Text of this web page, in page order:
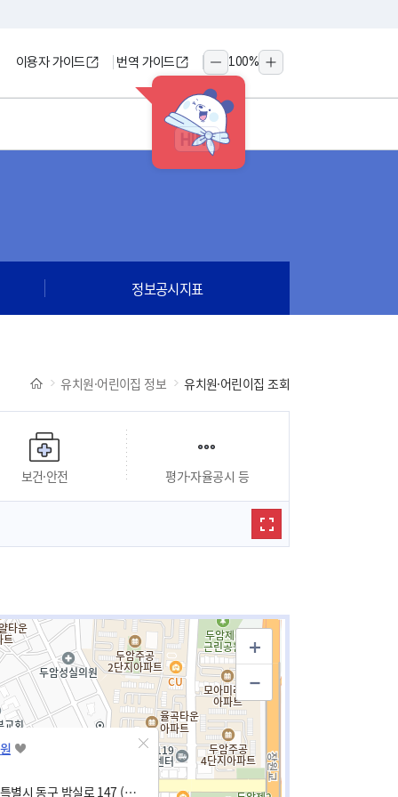
HINT
이용자 가이드 번역 가이드
축소
100%
확대
정보공시지표
유치원·어린이집 정보 유치원·어린이집 조회
보건·안전 평가·자율공시 등
전남광주통합특별시 동구 밤실로 147 (산수동, 두암타운)